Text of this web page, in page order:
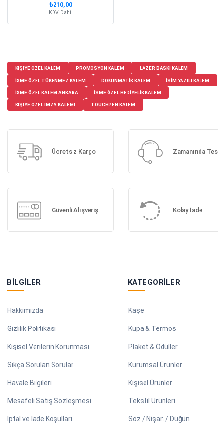
₺210,00
KDV Dahil
KIŞIYE ÖZEL KALEM PROMOSYON KALEM LAZER BASKI KALEM
ISME ÖZEL TÜKENMEZ KALEM DOKUNMATIK KALEM ISIM YAZILI KALEM
ISME ÖZEL KALEM ANKARA ISME ÖZEL HEDIYELIK KALEM
KIŞIYE ÖZEL IMZA KALEMI TOUCHPEN KALEM
Ücretsiz Kargo Zamanında
Güvenli Alışveriş Kolay İade
BILGILER
Hakkımızda
Gizlilik Politikası
Kişisel Verilerin Korunması
Sıkça Sorulan Sorular
Havale Bilgileri
Mesafeli Satış Sözleşmesi
İptal ve İade Koşulları
KATEGORILER
Kaşe
Kupa & Termos
Plaket & Ödüller
Kurumsal Ürünler
Kişisel Ürünler
Tekstil Ürünleri
Söz / Nişan / Düğün